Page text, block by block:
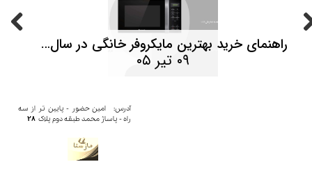
راهنمای خرید بهترین مایکروفر خانگی در سال ۱۴۰۵ | هر آنچه قبل از خرید باید بدانید
۰۹ تیر ۰۵
آدرس: امین حضور - پایین تر از سه
راه - پاساژ محمد​​​​​​ طبقه دوم پلاک 28